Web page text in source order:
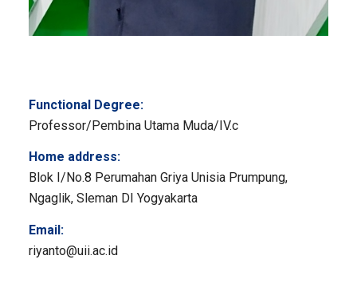
Functional Degree:
Professor/Pembina Utama Muda/IV.c
Home address:
Blok I/No.8 Perumahan Griya Unisia Prumpung,
Ngaglik, Sleman DI Yogyakarta
Email:
riyanto@uii.ac.id